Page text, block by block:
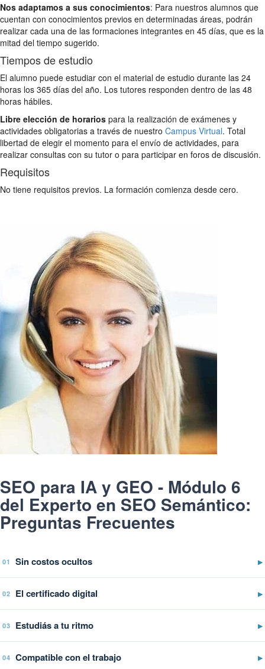
Nos adaptamos a sus conocimientos: Para nuestros alumnos que
cuentan con conocimientos previos en determinadas áreas, podrán
realizar cada una de las formaciones integrantes en 45 días, que es la
mitad del tiempo sugerido.
Tiempos de estudio
El alumno puede estudiar con el material de estudio durante las 24
horas los 365 días del año. Los tutores responden dentro de las 48
horas hábiles.
Libre elección de horarios para la realización de exámenes y
actividades obligatorias a través de nuestro Campus Virtual. Total
libertad de elegir el momento para el envío de actividades, para
realizar consultas con su tutor o para participar en foros de discusión.
Requisitos
No tiene requisitos previos. La formación comienza desde cero.
SEO para IA y GEO - Módulo 6
del Experto en SEO Semántico:
Preguntas Frecuentes
01 Sin costos ocultos ▶
02 El certificado digital ▶
03 Estudiás a tu ritmo ▶
04 Compatible con el trabajo ▶